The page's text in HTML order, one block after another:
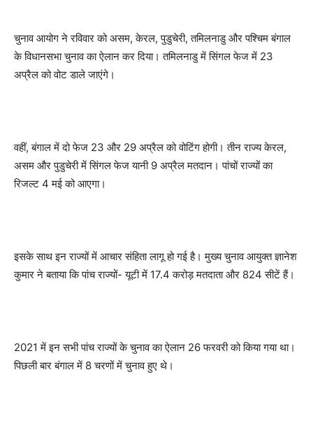
चुनाव आयोग ने रविवार को असम, केरल, पुडुचेरी, तमिलनाडु और पश्चिम बंगाल
के विधानसभा चुनाव का ऐलान कर दिया। तमिलनाडु में सिंगल फेज में 23
अप्रैल को वोट डाले जाएंगे।
वहीं, बंगाल में दो फेज 23 और 29 अप्रैल को वोटिंग होगी। तीन राज्य केरल,
असम और पुडुचेरी में सिंगल फेज यानी 9 अप्रैल मतदान। पांचों राज्यों का
रिजल्ट 4 मई को आएगा।
इसके साथ इन राज्यों में आचार संहिता लागू हो गई है। मुख्य चुनाव आयुक्त ज्ञानेश
कुमार ने बताया कि पांच राज्यों- यूटी में 17.4 करोड़ मतदाता और 824 सीटें हैं।
2021 में इन सभी पांच राज्यों के चुनाव का ऐलान 26 फरवरी को किया गया था।
पिछली बार बंगाल में 8 चरणों में चुनाव हुए थे।